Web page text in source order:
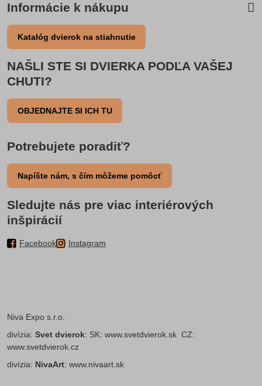
Informácie k nákupu
Katalóg dvierok na stiahnutie
NAŠLI STE SI DVIERKA PODĽA VAŠEJ
CHUTI?
OBJEDNAJTE SI ICH TU
Potrebujete poradiť?
Napíšte nám, s čím môžeme pomôcť
Sledujte nás pre viac interiérových
inšpirácií
Facebook Instagram
Niva Expo s.r.o.
divízia: Svet dvierok: SK: www.svetdvierok.sk CZ:
www.svetdvierok.cz
divízia: NivaArt: www.nivaart.sk